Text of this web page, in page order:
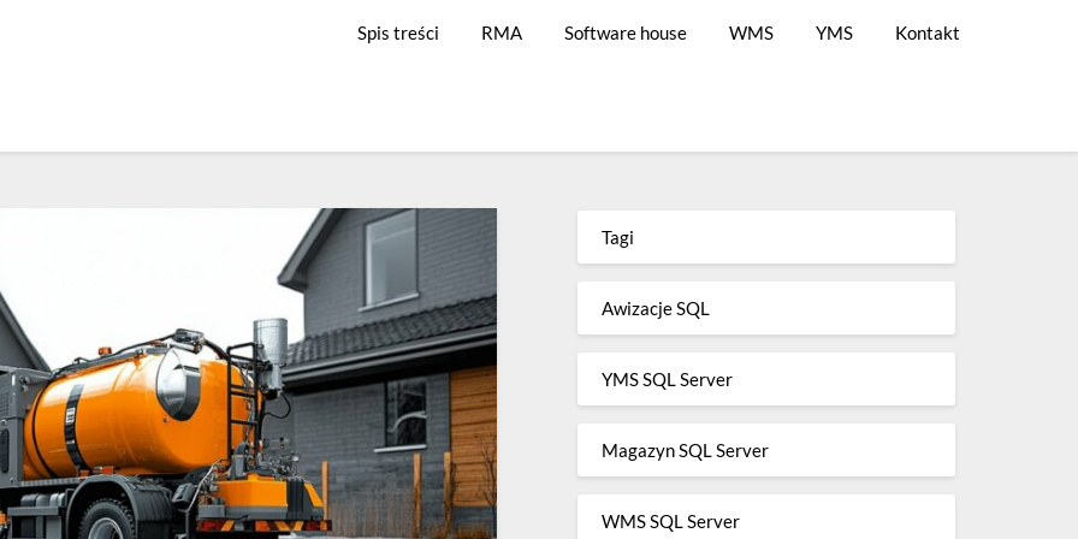
Spis treści RMA Software house WMS YMS Kontakt
Tagi
Awizacje SQL
YMS SQL Server
Magazyn SQL Server
WMS SQL Server